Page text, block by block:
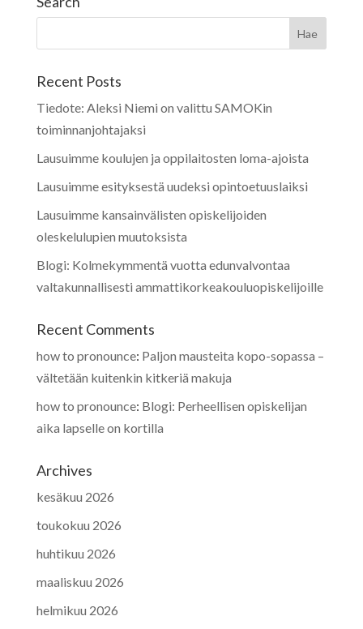
Recent Posts
Tiedote: Aleksi Niemi on valittu SAMOKin
toiminnanjohtajaksi
Lausuimme koulujen ja oppilaitosten loma-ajoista
Lausuimme esityksestä uudeksi opintoetuuslaiksi
Lausuimme kansainvälisten opiskelijoiden
oleskelulupien muutoksista
Blogi: Kolmekymmentä vuotta edunvalvontaa
valtakunnallisesti ammattikorkeakouluopiskelijoille
Recent Comments
how to pronounce: Paljon mausteita kopo-sopassa –
vältetään kuitenkin kitkeriä makuja
how to pronounce: Blogi: Perheellisen opiskelijan
aika lapselle on kortilla
Archives
kesäkuu 2026
toukokuu 2026
huhtikuu 2026
maaliskuu 2026
helmikuu 2026